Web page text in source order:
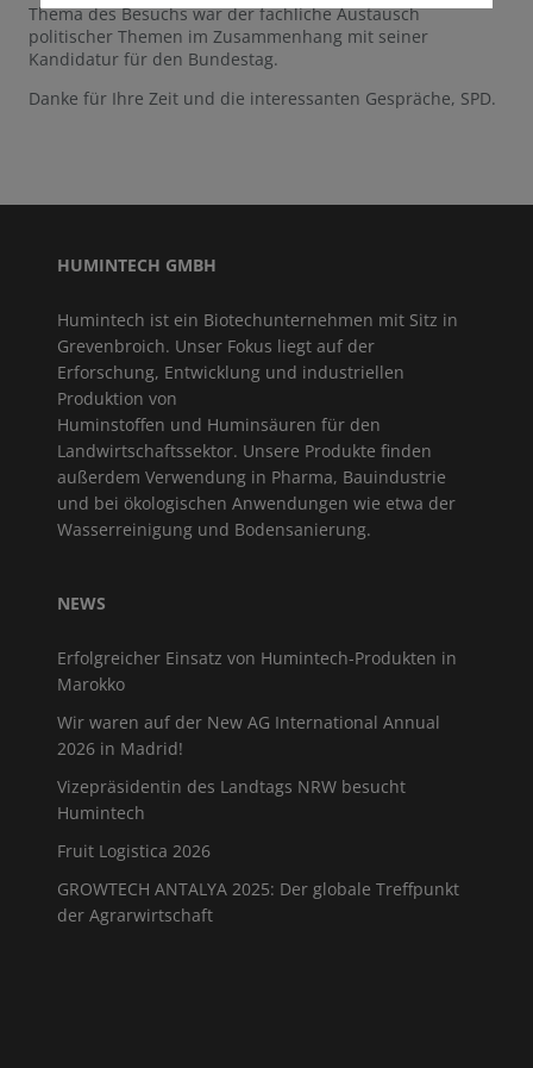
Thema des Besuchs war der fachliche Austausch
politischer Themen im Zusammenhang mit seiner
Kandidatur für den Bundestag.
Danke für Ihre Zeit und die interessanten Gespräche, SPD.
HUMINTECH GMBH
Humintech ist ein Biotechunternehmen mit Sitz in
Grevenbroich. Unser Fokus liegt auf der
Erforschung, Entwicklung und industriellen
Produktion von
Huminstoffen und Huminsäuren für den
Landwirtschaftssektor. Unsere Produkte finden
außerdem Verwendung in Pharma, Bauindustrie
und bei ökologischen Anwendungen wie etwa der
Wasserreinigung und Bodensanierung.
NEWS
Erfolgreicher Einsatz von Humintech-Produkten in
Marokko
Wir waren auf der New AG International Annual
2026 in Madrid!
Vizepräsidentin des Landtags NRW besucht
Humintech
Fruit Logistica 2026
GROWTECH ANTALYA 2025: Der globale Treffpunkt
der Agrarwirtschaft